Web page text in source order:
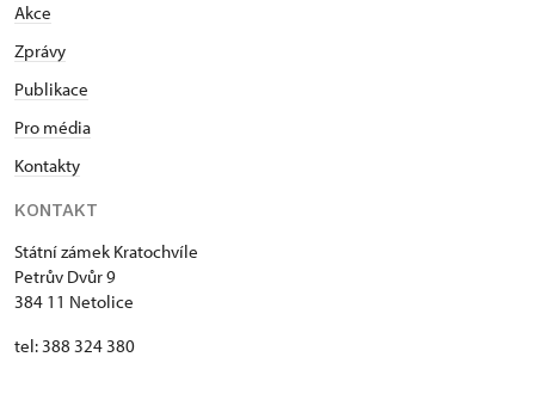
Akce
Zprávy
Publikace
Pro média
Kontakty
KONTAKT
Státní zámek Kratochvíle
Petrův Dvůr 9
384 11 Netolice
tel: 388 324 380